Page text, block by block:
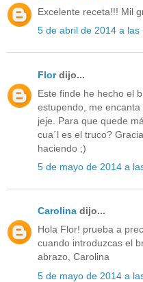
Excelente receta!!! Mil
5 de abril de 2014 a las
Flordijo...
Este finde he hecho el
estupendo, me
jeje. Para que quede
cua´l es el truco?
haciendo ;)
5 de mayo de 2014 a
Carolina dijo...
Hola Flor! prueba a
cuando introduzcas el
abrazo, Carolina
5 de mayo de 2014 a